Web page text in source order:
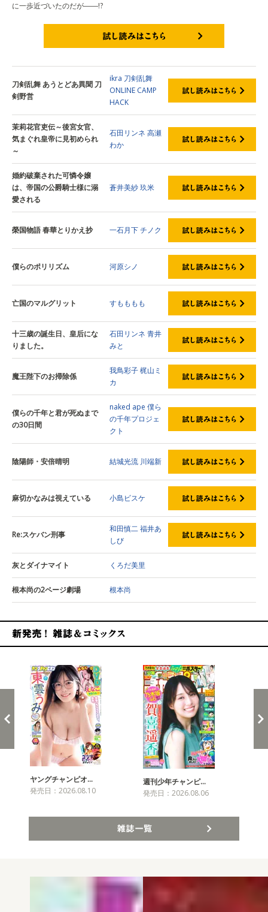
に一歩近づいたのだが――!?
刀剣乱舞 あうとどあ異聞 刀
剣野営
ikra 刀剣乱舞
ONLINE CAMP
HACK
茉莉花官吏伝～後宮女官、
気まぐれ皇帝に見初められ
～
石田リンネ 高瀬
わか
婚約破棄された可憐令嬢
は、帝国の公爵騎士様に溺
愛される
蒼井美紗玖米
榮国物語 春華とりかえ抄 一石月下チノク
僕らのポリリズム 河原シノ
亡国のマルグリット すもももも
十三歳の誕生日、皇后にな
りました。
石田リンネ 青井
みと
魔王陛下のお掃除係
我鳥彩子梶山ミ
カ
僕らの千年と君が死ぬまで
の30日間
naked ape 僕ら
の千年プロジェ
クト
陰陽師・安倍晴明 結城光流 川端新
麻切かなみは視えている 小島ビスケ
Re:スケバン刑事
和田慎二福井あ
しび
灰とダイナマイト くろだ美里
根本尚の2ページ劇場 根本尚
ヤングチャンピオ…
発売日：2026.08.10
週刊少年チャンピ…
発売日：2026.08.06